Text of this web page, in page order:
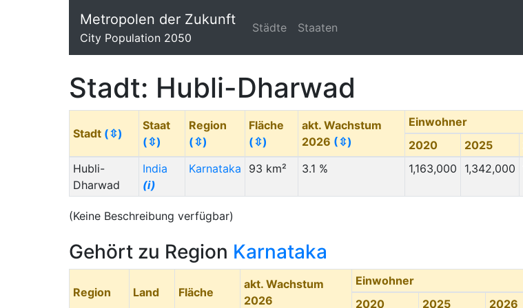
Metropolen der Zukunft
City Population 2050
Städte Staaten
Stadt: Hubli-Dharwad
Stadt (⇳)
Staat
(⇳)
Region
(⇳)
Fläche
(⇳)
akt. Wachstum
2026 (⇳)
Einwohner
2020
2025
Hubli-
Dharwad
India
(i)
Karnataka 93 km² 3.1 % 1,163,000 1,342,000
(Keine Beschreibung verfügbar)
Gehört zu Region Karnataka
Region Land Fläche
akt. Wachstum
2026
Einwohner
2020
2025 2026